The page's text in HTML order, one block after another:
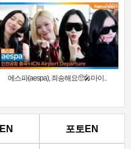
에스파(aespa), 죄송해요🥺🎤마이..
포토EN